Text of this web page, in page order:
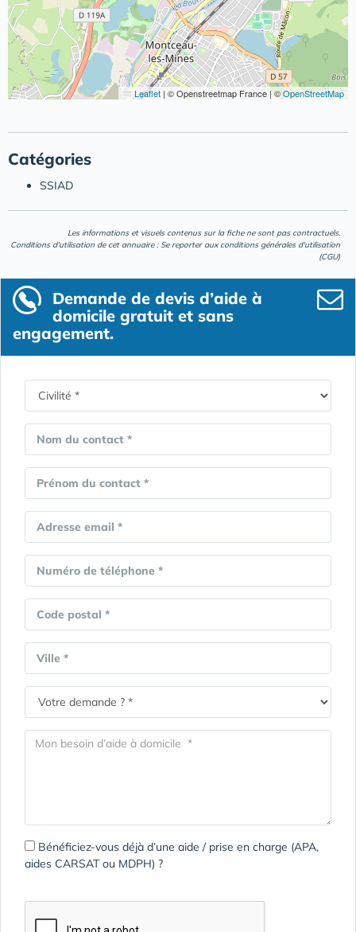
Leaflet | © Openstreetmap France | ©OpenStreetMap
Catégories
SSIAD
Les informations et visuels contenus sur la fiche ne sont pas contractuels.
Conditions d'utilisation de cet annuaire : Se reporter aux conditions générales d'utilisation
(CGU)
Demande de devis d’aide à
domicile gratuit et sans
engagement.
Nom du contact *
Prénom du contact *
Adresse email *
Numéro de téléphone *
Code postal *
Ville *
Bénéficiez-vous déjà d’une aide / prise en charge (APA,
aides CARSAT ou MDPH) ?